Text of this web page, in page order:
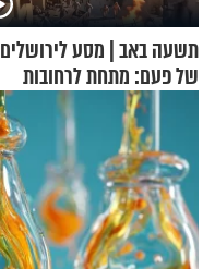
תשעה באב | מסע לירושלים
של פעם: מתחת לרחובות
ירושלים